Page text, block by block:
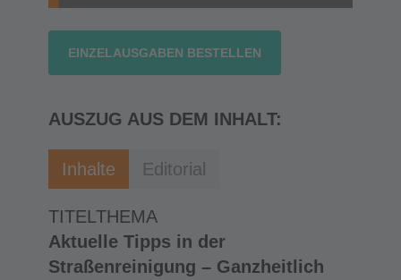
EINZELAUSGABEN BESTELLEN
AUSZUG AUS DEM INHALT:
Inhalte Editorial
TITELTHEMA
Aktuelle Tipps in der
Straßenreinigung – Ganzheitlich